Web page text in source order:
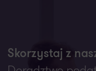
Skorzystaj z